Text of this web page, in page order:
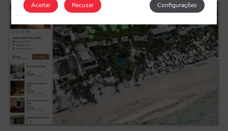
Aceitar Configurações
Recusar